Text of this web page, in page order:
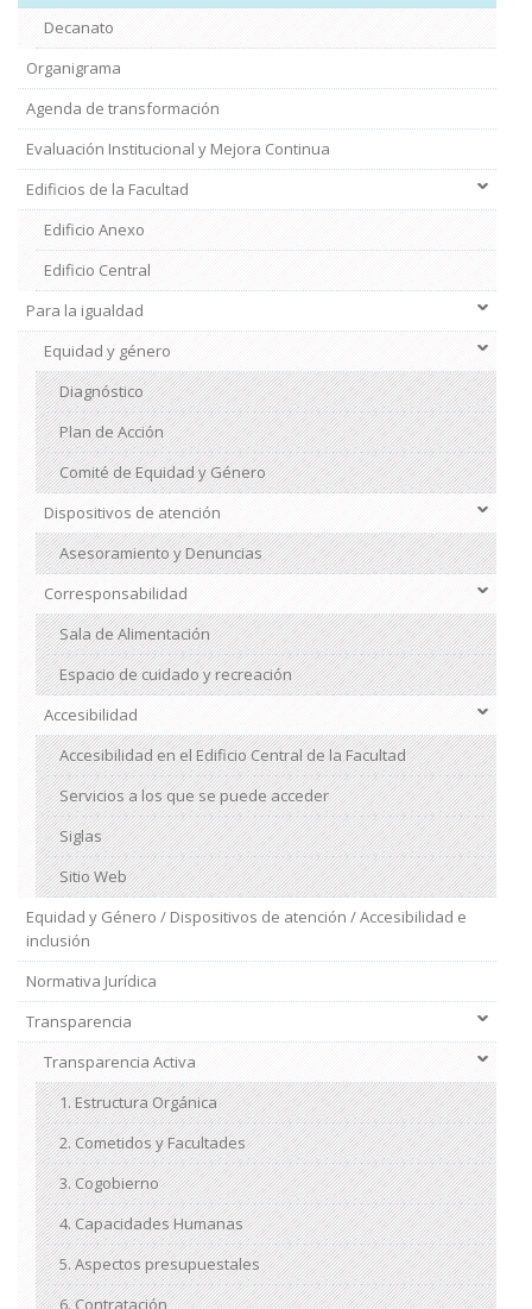
Decanato
Organigrama
Agenda de transformación
Evaluación Institucional y Mejora Continua
Edificios de la Facultad
Edificio Anexo
Edificio Central
Institucional
Para la igualdad
Equidad y género
Diagnóstico
Plan de Acción
Comité de Equidad y Género
Dispositivos de atención
Asesoramiento y Denuncias
Corresponsabilidad
Sala de Alimentación
Espacio de cuidado y recreación
Accesibilidad
Accesibilidad en el Edificio Central de la Facultad
Servicios a los que se puede acceder
Siglas
Sitio Web
Equidad y Género / Dispositivos de atención / Accesibilidad e
inclusión
Normativa Jurídica
Transparencia
Transparencia Activa
1. Estructura Orgánica
2. Cometidos y Facultades
3. Cogobierno
4. Capacidades Humanas
5. Aspectos presupuestales
6. Contratación